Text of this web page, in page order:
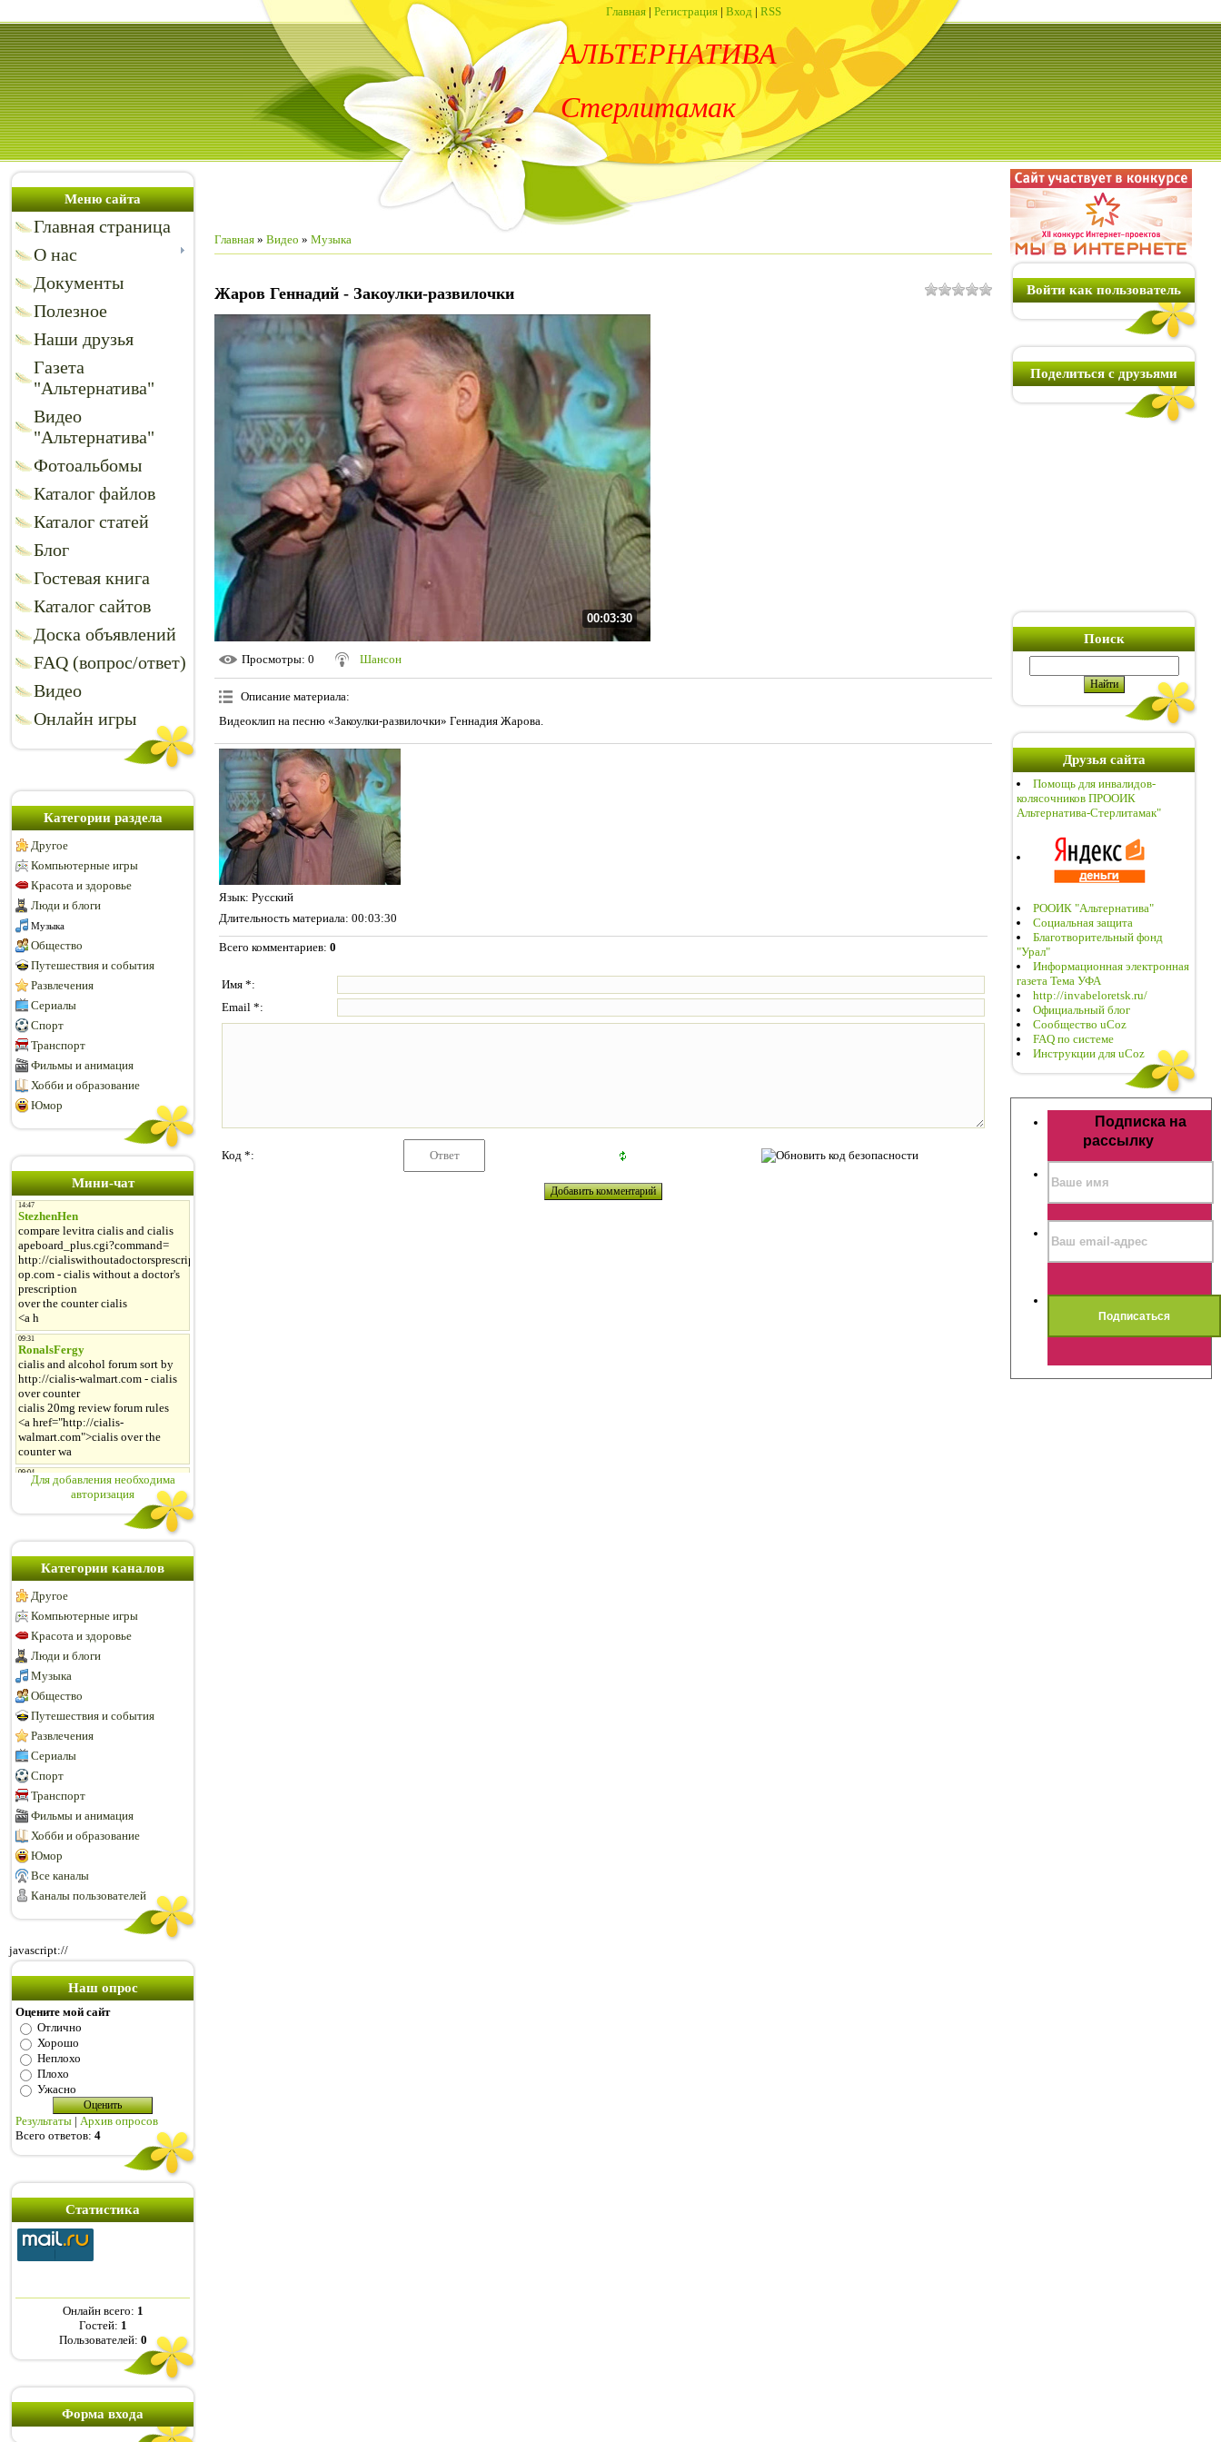
Главная | Регистрация | Вход | RSS
АЛЬТЕРНАТИВА
Стерлитамак
Меню сайта
Главная страница
О нас
Документы
Полезное
Наши друзья
Газета
"Альтернатива"
Видео
"Альтернатива"
Фотоальбомы
Каталог файлов
Каталог статей
Блог
Гостевая книга
Каталог сайтов
Доска объявлений
FAQ (вопрос/ответ)
Видео
Онлайн игры
Категории раздела
Другое
Компьютерные игры
Красота и здоровье
Люди и блоги
Музыка
Общество
Путешествия и события
Развлечения
Сериалы
Спорт
Транспорт
Фильмы и анимация
Хобби и образование
Юмор
Мини-чат
Для добавления необходима
авторизация
Категории каналов
Другое
Компьютерные игры
Красота и здоровье
Люди и блоги
Музыка
Общество
Путешествия и события
Развлечения
Сериалы
Спорт
Транспорт
Фильмы и анимация
Хобби и образование
Юмор
Все каналы
Каналы пользователей
javascript://
Наш опрос
Оцените мой сайт
Отлично
Хорошо
Неплохо
Плохо
Ужасно
Результаты | Архив опросов
Всего ответов: 4
Статистика
Онлайн всего: 1
Гостей: 1
Пользователей: 0
Форма входа
Главная » Видео » Музыка
Жаров Геннадий - Закоулки-развилочки
00:03:30
Просмотры: 0 Шансон
Описание материала:
Видеоклип на песню «Закоулки-развилочки» Геннадия Жарова.
Язык: Русский
Длительность материала: 00:03:30
Всего комментариев: 0
Имя *:
Email *:
Код *:
Войти как пользователь
Поделиться с друзьями
Поиск
Друзья сайта
Помощь для инвалидов-
колясочников ПРООИК
Альтернатива-Стерлитамак"
РООИК "Альтернатива"
Социальная защита
Благотворительный фонд
"Урал"
Информационная электронная
газета Тема УФА
http://invabeloretsk.ru/
Официальный блог
Сообщество uCoz
FAQ по системе
Инструкции для uCoz
Подписка на
рассылку